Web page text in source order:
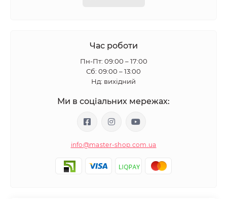
Час роботи
Пн-Пт: 09:00 – 17:00
Сб: 09:00 – 13:00
Нд: вихідний
Ми в соціальних мережах:
info@master-shop.com.ua